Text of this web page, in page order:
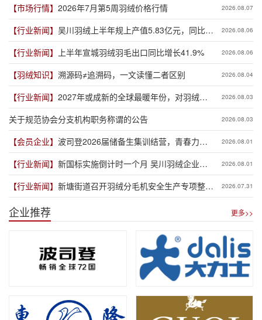
【市场行情】 2026年7月第5周羽绒价格行情 2026.08.07
【行业新闻】 吴川羽绒上半年规上产值5.83亿元，同比增
长19.3%
2026.08.06
【行业新闻】 上半年宣城羽绒羽毛出口同比增长41.9% 2026.08.06
【羽绒知识】 溯源码≠追溯码，一文读懂二者区别 2026.08.04
【行业新闻】 2027年或成新的全球最暖年份，对羽绒产
业有何影响？
2026.08.03
关于规范协会分支机构职务称谓的公告 2026.08.03
【会员企业】 波司登2026届储备生集训结营，青春力量
赋能品牌新程
2026.08.01
【行业新闻】 新国标实施倒计时一个月 吴川羽绒企业集
体“抢跑”新规
2026.08.01
【行业新闻】 新塘街道召开羽绒分毛机安全生产专项整治
推进会
2026.07.31
企业推荐 更多>>